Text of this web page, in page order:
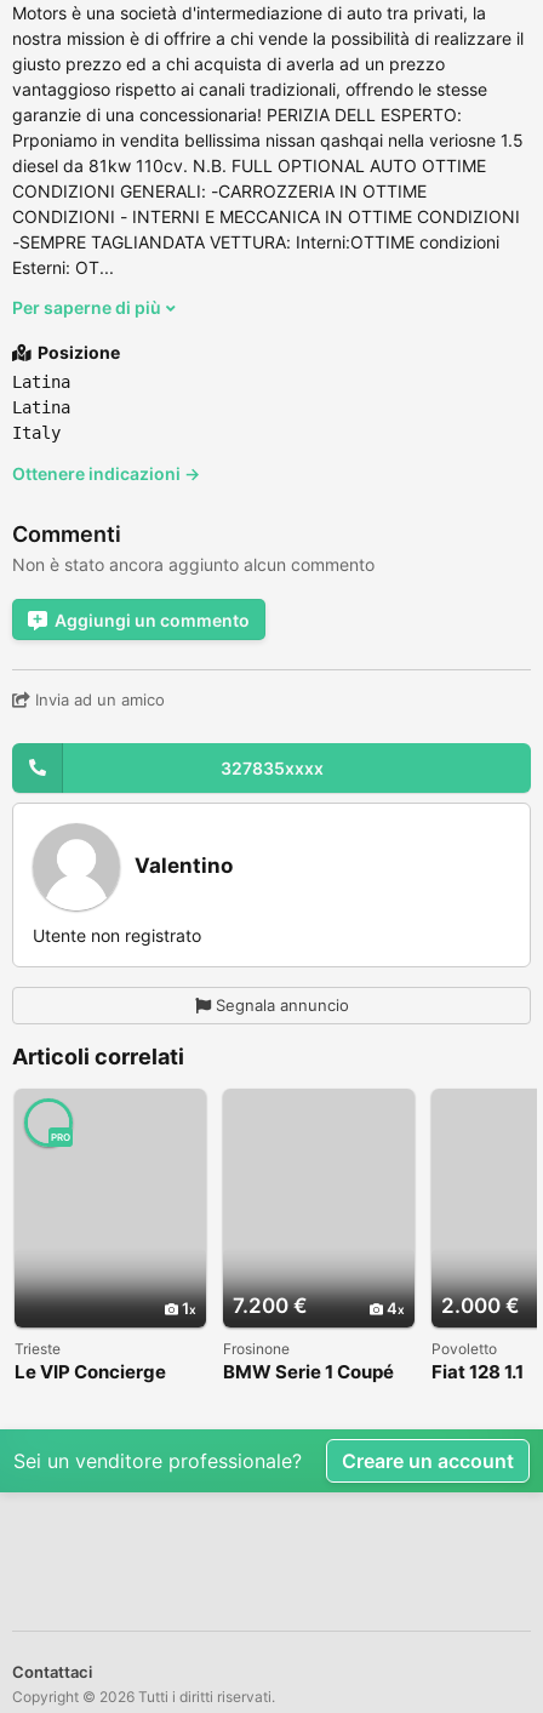
Motors è una società d'intermediazione di auto tra privati, la
nostra mission è di offrire a chi vende la possibilità di realizzare il
giusto prezzo ed a chi acquista di averla ad un prezzo
vantaggioso rispetto ai canali tradizionali, offrendo le stesse
garanzie di una concessionaria! PERIZIA DELL ESPERTO:
Prponiamo in vendita bellissima nissan qashqai nella veriosne 1.5
diesel da 81kw 110cv. N.B. FULL OPTIONAL AUTO OTTIME
CONDIZIONI GENERALI: -CARROZZERIA IN OTTIME
CONDIZIONI - INTERNI E MECCANICA IN OTTIME CONDIZIONI
-SEMPRE TAGLIANDATA VETTURA: Interni:OTTIME condizioni
Esterni: OT...
Per saperne di più
Posizione
Latina
Latina
Italy
Ottenere indicazioni →
Commenti
Non è stato ancora aggiunto alcun commento
Aggiungi un commento
Invia ad un amico
327835xxxx
Valentino
Utente non registrato
Segnala annuncio
Articoli correlati
1
PRO
Trieste
Le VIP Concierge
7.200 € 4
Frosinone
BMW Serie 1 Coupé
2.000 €
Povoletto
Fiat 128 1.1
Sei un venditore professionale? Creare un account
Contattaci
Copyright © 2026 Tutti i diritti riservati.